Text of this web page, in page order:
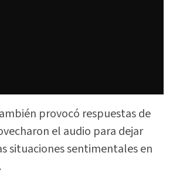
provocó respuestas de
el audio para dejar
situaciones sentimentales en